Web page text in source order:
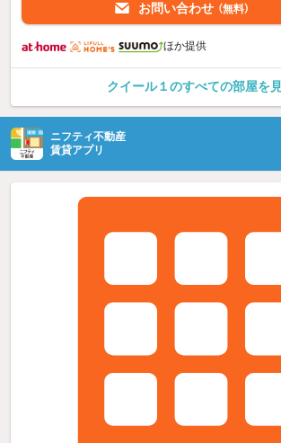
お問い合わせ （無料）
ほか提供
クイール１のすべての部屋を
ニフティ不動産
賃貸アプリ